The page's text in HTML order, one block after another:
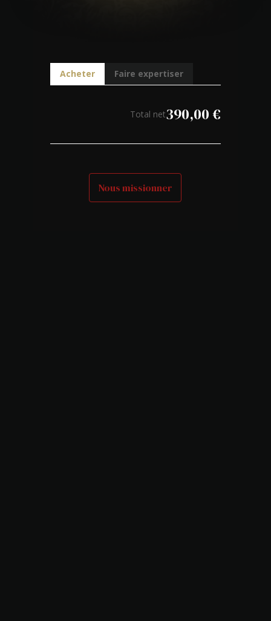
Acheter Faire expertiser
Total net390,00€
Nous missionner